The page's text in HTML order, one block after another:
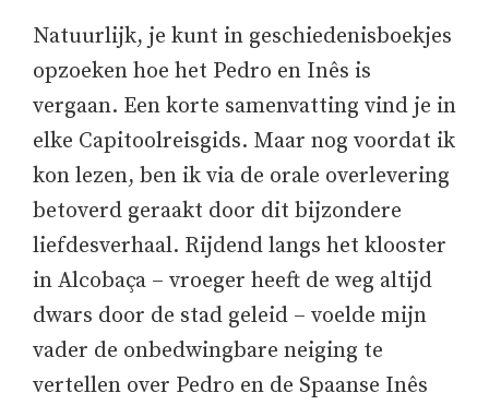
Natuurlijk, je kunt in geschiedenisboekjes
opzoeken hoe het Pedro en Inês is
vergaan. Een korte samenvatting vind je in
elke Capitoolreisgids. Maar nog voordat ik
kon lezen, ben ik via de orale overlevering
betoverd geraakt door dit bijzondere
liefdesverhaal. Rijdend langs het klooster
in Alcobaça – vroeger heeft de weg altijd
dwars door de stad geleid – voelde mijn
vader de onbedwingbare neiging te
vertellen over Pedro en de Spaanse Inês